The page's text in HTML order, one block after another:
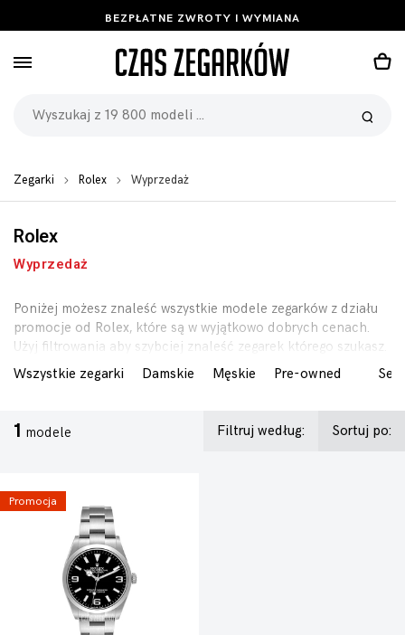
BEZPŁATNE ZWROTY I WYMIANA
Zegarki Rolex Wyprzedaż
Rolex
Wyprzedaż
Poniżej możesz znaleść wszystkie modele zegarków z działu
promocje od Rolex, które są w wyjątkowo dobrych cenach.
Użyj filtrowania aby szybciej znaleść zegarek którego szukasz.
Wszystkie zegarki
Damskie Męskie Pre-owned
1 modele Sortuj po:
Filtruj według:
Promocja